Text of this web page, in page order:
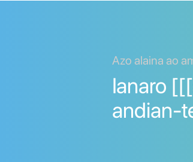
Azo alaina ao
Ianaro
andian-